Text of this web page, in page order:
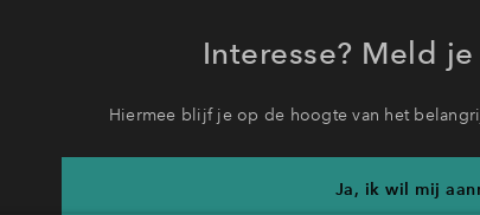
Interesse? Meld
Hiermee blijf je op de hoogte van het
Ja, ik wil mij